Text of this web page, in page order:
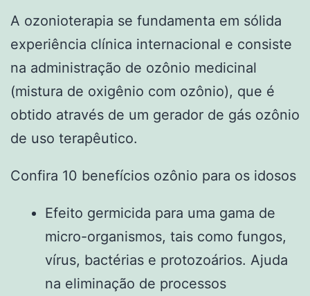
A ozonioterapia se fundamenta em sólida
experiência clínica internacional e consiste
na administração de ozônio medicinal
(mistura de oxigênio com ozônio), que é
obtido através de um gerador de gás ozônio
de uso terapêutico.
Confira 10 benefícios ozônio para os idosos
Efeito germicida para uma gama de
micro-organismos, tais como fungos,
vírus, bactérias e protozoários. Ajuda
na eliminação de processos